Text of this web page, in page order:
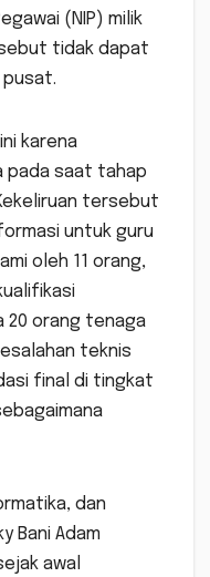
(NIP) milik
tidak dapat
karena
pada saat tahap
tersebut
untuk guru
oleh 11 orang,
20 orang tenaga
teknis
final di tingkat
dan
Bani Adam
awal